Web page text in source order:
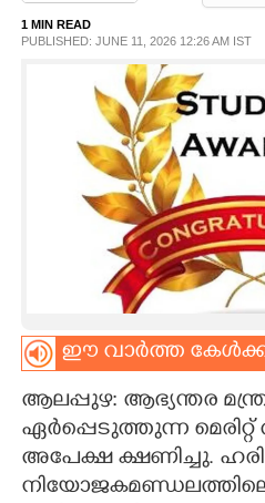
PHOTOS
LIFESTYLE
SPIRITUAL
ASTRO
CARTOONS
LITERATURE
1 MIN READ
PUBLISHED: JUNE 11, 2026 12:26 AM IST
ഈ വാർത്ത
ആലപ്പുഴ: ആഭ്യന്തര
ഏർപ്പെടുത്തുന്ന
അപേക്ഷ ക്ഷണിച്ചു.